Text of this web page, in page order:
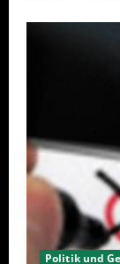
Politik und